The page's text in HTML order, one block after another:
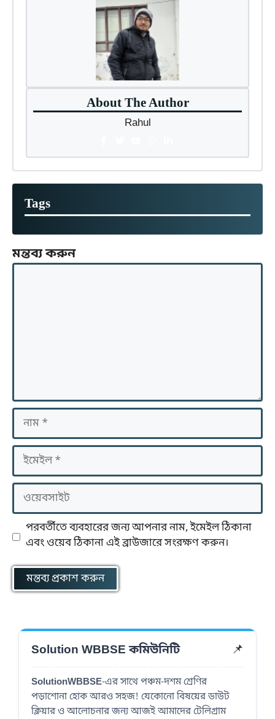
About The Author
Rahul
Tags
মন্তব্য করুন
মন্তব্য
নাম
ইমেইল
ওয়েবসাইট
পরবর্তীতে ব্যবহারের জন্য আপনার নাম, ইমেইল ঠিকানা
এবং ওয়েব ঠিকানা এই ব্রাউজারে সংরক্ষণ করুন।
Solution WBBSE কমিউনিটি 📌
SolutionWBBSE-এর সাথে পঞ্চম-দশম শ্রেণির
পড়াশোনা হোক আরও সহজ! যেকোনো বিষয়ের ডাউট
ক্লিয়ার ও আলোচনার জন্য আজই আমাদের টেলিগ্রাম